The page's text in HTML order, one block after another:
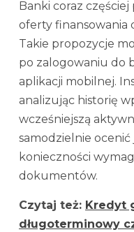
Banki coraz
oferty finansowania
Takie propozycje
po zalogowaniu do
aplikacji mobilnej.
analizując historię
wcześniejszą
samodzielnie
konieczności
dokumentów.
Czytaj też: Kredyt
długoterminowy